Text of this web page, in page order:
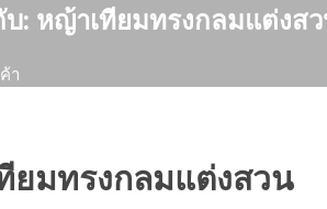
: หญ้าเทียมทรงกลมแต่งส
า
ยมทรงกลมแต่งสวน